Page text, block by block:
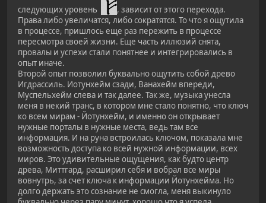
следующих уровень
, зависит от этого перехода.
Права либо увеличатся, либо сократятся. То что я ощутила
в процессе, пришлось еще раз пережить в процессе
пересмотра своей жизни. Еще часть иллюзий снята,
провалы и успехи стали понятнее и интегрировались в
опыт иначе.
Второй опыт позволил буквально ощутить собой древо
Игдрассиль. Иотунхейм сзади, Ванахейм впереди,
Муспельхейм слева и так далее. Так же, музыка унесла
меня в некий транс, в котором мне стало понятно, что ключ
ко всем мирам - Йотунхейм, и именно он открывает
нужные порталы в нужные места, ведь там все
информация. И на руна встроилась ключом, показала мне
возможность доступа ко всей нужной информации, всех
миров. Это удивительные ощущения, как будто центр
древа, Миттгард, расширил себя и вобрал все миры
вовнутрь, за счет ключа к информации Йотунхейма. Но
долго держать это сознание не смогла, меня выкинуло